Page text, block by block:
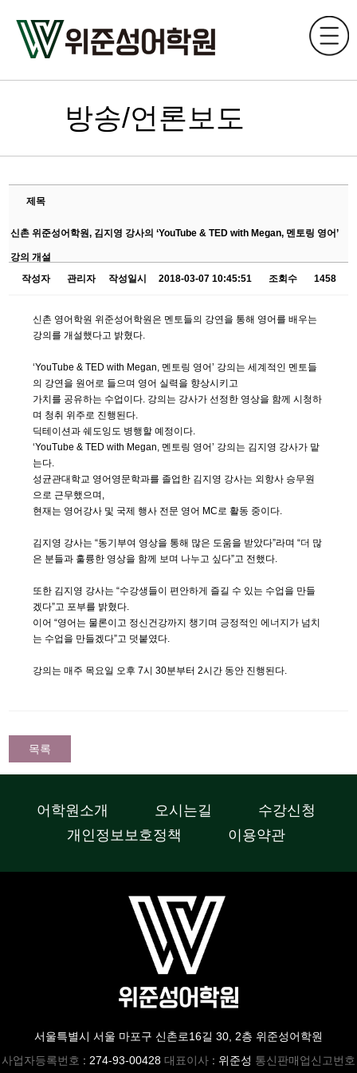
방송/언론보도
제목
신촌 위준성어학원, 김지영 강사의 ‘YouTube & TED with Megan, 멘토링 영어’
강의 개설
작성자 관리자 작성일시 2018-03-07 10:45:51 조회수 1458
신촌 영어학원 위준성어학원은 멘토들의 강연을 통해 영어를 배우는
강의를 개설했다고 밝혔다.
‘YouTube & TED with Megan, 멘토링 영어’ 강의는 세계적인 멘토들
의 강연을 원어로 들으며 영어 실력을 향상시키고
가치를 공유하는 수업이다. 강의는 강사가 선정한 영상을 함께 시청하
며 청취 위주로 진행된다.
딕테이션과 쉐도잉도 병행할 예정이다.
‘YouTube & TED with Megan, 멘토링 영어’ 강의는 김지영 강사가 맡
는다.
성균관대학교 영어영문학과를 졸업한 김지영 강사는 외항사 승무원
으로 근무했으며,
현재는 영어강사 및 국제 행사 전문 영어 MC로 활동 중이다.
김지영 강사는 “동기부여 영상을 통해 많은 도움을 받았다”라며 “더 많
은 분들과 훌륭한 영상을 함께 보며 나누고 싶다”고 전했다.
또한 김지영 강사는 “수강생들이 편안하게 즐길 수 있는 수업을 만들
겠다”고 포부를 밝혔다.
이어 “영어는 물론이고 정신건강까지 챙기며 긍정적인 에너지가 넘치
는 수업을 만들겠다”고 덧붙였다.
강의는 매주 목요일 오후 7시 30분부터 2시간 동안 진행된다.
목록
어학원소개 오시는길
수강신청
개인정보보호정책
이용약관
서울특별시 서울 마포구 신촌로16길 30, 2층 위준성어학원
사업자등록번호 : 274-93-00428 대표이사 : 위준성 통신판매업신고번호